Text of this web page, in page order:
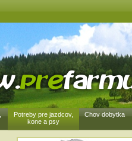
Potreby pre jazdcov,
kone a psy
Chov dobytka